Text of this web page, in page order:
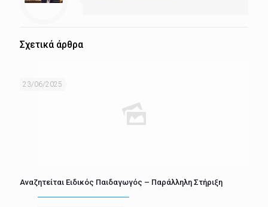
Σχετικά άρθρα
23/06/2025
Αναζητείται Ειδικός Παιδαγωγός – Παράλληλη Στήριξη